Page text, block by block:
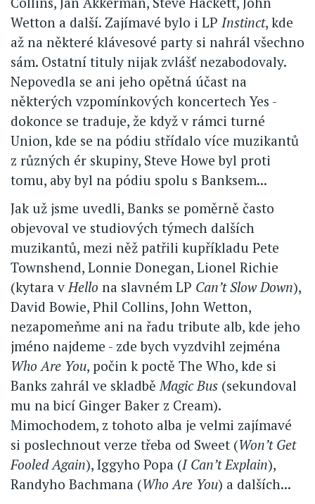
Wetton a další. Zajímavé bylo i LP Instinct, kde
až na některé klávesové party si nahrál všechno
sám. Ostatní tituly nijak zvlášť nezabodovaly.
Nepovedla se ani jeho opětná účast na
některých vzpomínkových koncertech Yes -
dokonce se traduje, že když v rámci turné
Union, kde se na pódiu střídalo více muzikantů
z různých ér skupiny, Steve Howe byl proti
tomu, aby byl na pódiu spolu s Banksem...
Jak už jsme uvedli, Banks se poměrně často
objevoval ve studiových týmech dalších
muzikantů, mezi něž patřili kupříkladu Pete
Townshend, Lonnie Donegan, Lionel Richie
(kytara vHello na slavném LP Can’t Slow Down),
David Bowie, Phil Collins, John Wetton,
nezapomeňme ani na řadu tribute alb, kde jeho
jméno najdeme - zde bych vyzdvihl zejména
Who Are You, počin k poctě The Who, kde si
Banks zahrál ve skladběMagic Bus (sekundoval
mu na bicí Ginger Baker z Cream).
Mimochodem, z tohoto alba je velmi zajímavé
si poslechnout verze třeba od Sweet (Won’t Get
Fooled Again), Iggyho Popa (I Can’t Explain),
Randyho Bachmana (Who Are You) a dalších...